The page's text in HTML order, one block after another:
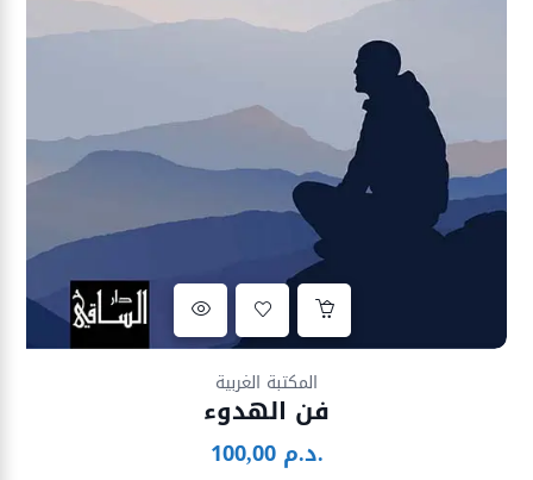
المكتبة الغربية
فن الهدوء
100,00 د.م.